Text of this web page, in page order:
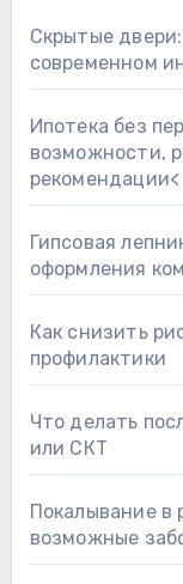
Скрытые
современном
Ипотека без
возможности,
рекомендации<
Гипсовая
оформления
Как снизить
профилактики
Что делать
или СКТ
Покалывание в
возможные